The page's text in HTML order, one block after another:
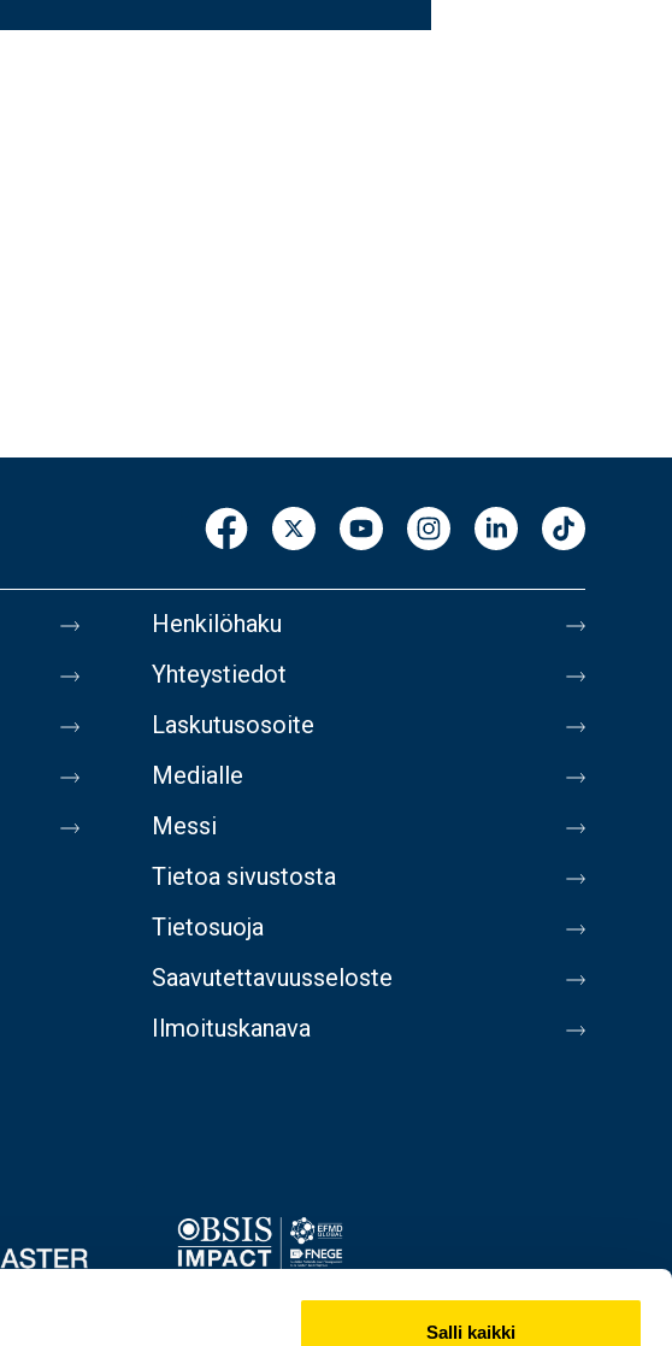
Salli kaikki
Henkilöhaku
Yhteystiedot
Laskutusosoite
Medialle
Messi
Tietoa sivustosta
Tietosuoja
Saavutettavuusseloste
Ilmoituskanava
Image